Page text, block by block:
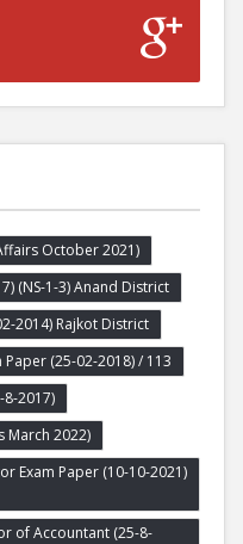
October 2021)
(NS-1-3) Anand District
2014) Rajkot District
Paper (25-02-2018) / 113
8-2017)
March 2022)
Exam Paper (10-10-2021)
of Accountant (25-8-